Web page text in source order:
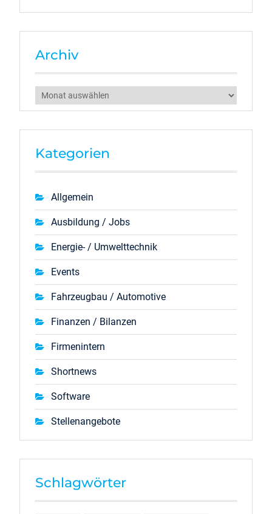
Archiv
Archiv
Kategorien
Allgemein
Ausbildung / Jobs
Energie- / Umwelttechnik
Events
Fahrzeugbau / Automotive
Finanzen / Bilanzen
Firmenintern
Shortnews
Software
Stellenangebote
Schlagwörter